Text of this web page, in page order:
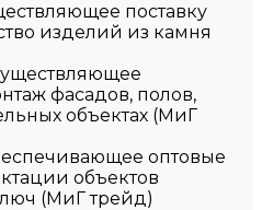
поставку
изделий из камня
фасадов, полов,
объектах (МиГ
оптовые
объектов
(МиГ трейд)